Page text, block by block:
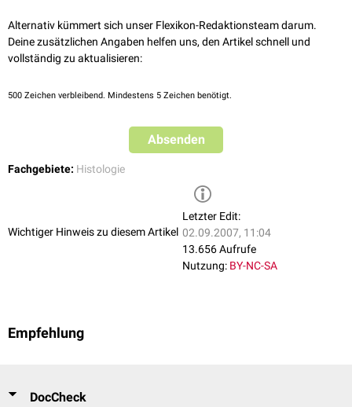
Alternativ kümmert sich unser Flexikon-Redaktionsteam darum.
Deine zusätzlichen Angaben helfen uns, den Artikel schnell und
vollständig zu aktualisieren:
500 Zeichen verbleibend. Mindestens 5 Zeichen benötigt.
Absenden
Fachgebiete: Histologie
Wichtiger Hinweis zu diesem Artikel
Letzter Edit:
02.09.2007, 11:04
13.656 Aufrufe
Nutzung: BY-NC-SA
Empfehlung
DocCheck